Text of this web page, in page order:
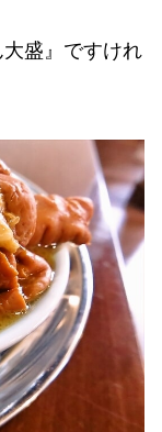
盛』ですけれ